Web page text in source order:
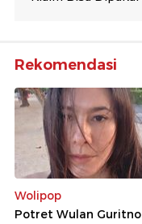
Rekomendasi
Wolipop
Potret Wulan Guritno